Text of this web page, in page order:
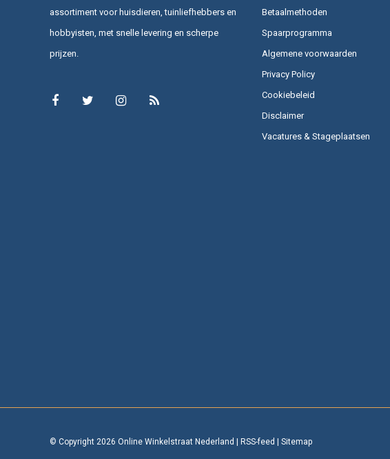
assortiment voor huisdieren, tuinliefhebbers en
hobbyisten, met snelle levering en scherpe
prijzen.
Betaalmethoden
Spaarprogramma
Algemene voorwaarden
Privacy Policy
Cookiebeleid
Disclaimer
Vacatures & Stageplaatsen
© Copyright 2026 Online Winkelstraat Nederland | RSS-feed | Sitemap